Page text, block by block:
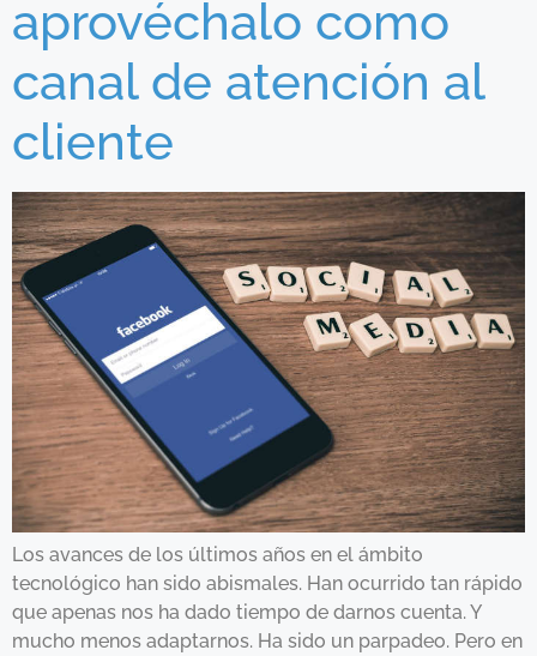
aprovéchalo como
canal de atención al
cliente
Los avances de los últimos años en el ámbito
tecnológico han sido abismales. Han ocurrido tan rápido
que apenas nos ha dado tiempo de darnos cuenta. Y
mucho menos adaptarnos. Ha sido un parpadeo. Pero en